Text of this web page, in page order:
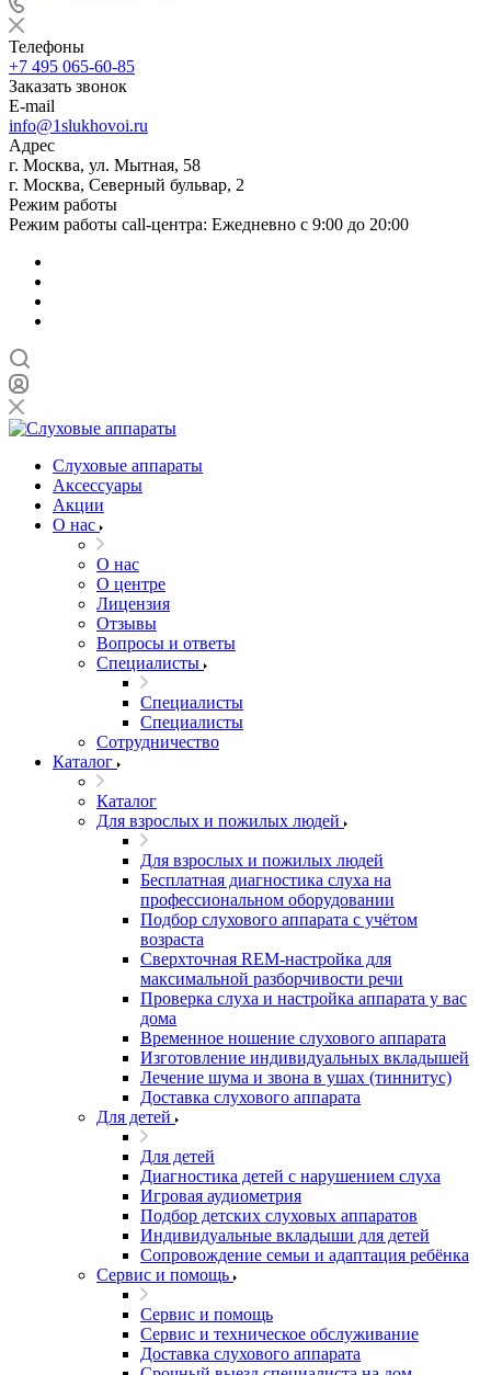
Телефоны
+7 495 065-60-85
Заказать звонок
E-mail
info@1slukhovoi.ru
Адрес
г. Москва, ул. Мытная, 58
г. Москва, Северный бульвар, 2
Режим работы
Режим работы call-центра: Ежедневно с 9:00 до 20:00
Слуховые аппараты
Аксессуары
Акции
О нас
О нас
О центре
Лицензия
Отзывы
Вопросы и ответы
Специалисты
Специалисты
Специалисты
Сотрудничество
Каталог
Каталог
Для взрослых и пожилых людей
Для взрослых и пожилых людей
Бесплатная диагностика слуха на
профессиональном оборудовании
Подбор слухового аппарата с учётом
возраста
Сверхточная REM-настройка для
максимальной разборчивости речи
Проверка слуха и настройка аппарата у вас
дома
Временное ношение слухового аппарата
Изготовление индивидуальных вкладышей
Лечение шума и звона в ушах (тиннитус)
Доставка слухового аппарата
Для детей
Для детей
Диагностика детей с нарушением слуха
Игровая аудиометрия
Подбор детских слуховых аппаратов
Индивидуальные вкладыши для детей
Сопровождение семьи и адаптация ребёнка
Сервис и помощь
Сервис и помощь
Сервис и техническое обслуживание
Доставка слухового аппарата